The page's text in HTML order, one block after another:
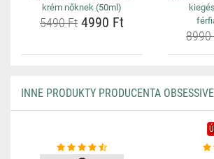
krém nőknek (50ml)
5490 Ft 4990 Ft
8990
INNE PRODUKTY PRODUCENTA OBSESSIVE